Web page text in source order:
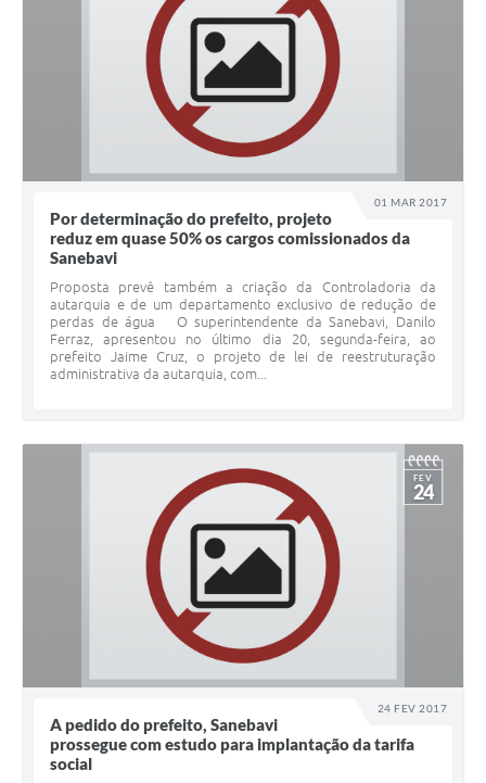
01 MAR 2017
Por determinação do prefeito, projeto
reduz em quase 50% os cargos comissionados da
Sanebavi
Proposta prevê também a criação da Controladoria da
autarquia e de um departamento exclusivo de redução de
perdas de água O superintendente da Sanebavi, Danilo
Ferraz, apresentou no último dia 20, segunda-feira, ao
prefeito Jaime Cruz, o projeto de lei de reestruturação
administrativa da autarquia, com...
24 FEV 2017
FEV
24
A pedido do prefeito, Sanebavi
prossegue com estudo para implantação da tarifa
social